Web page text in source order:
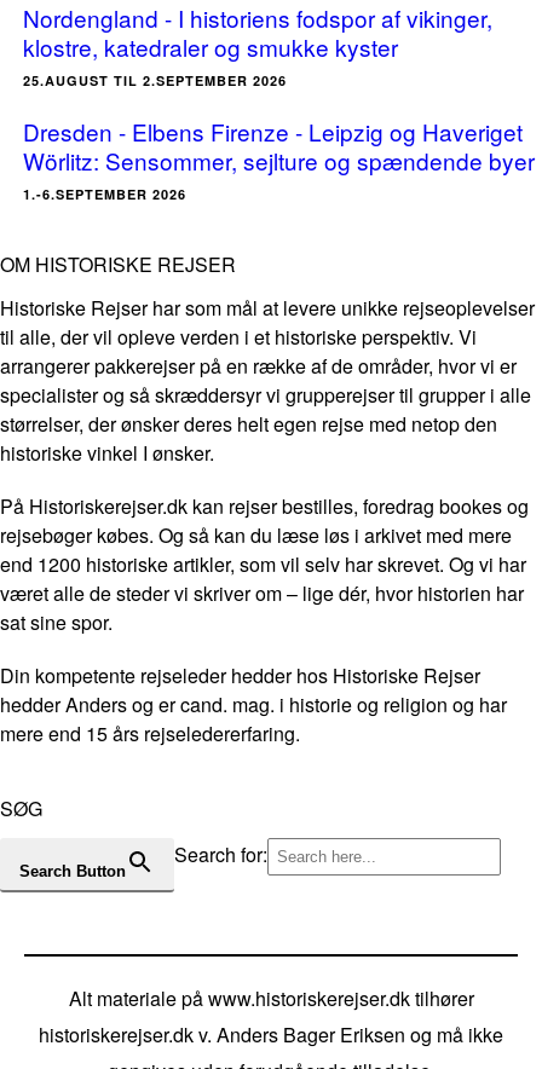
Nordengland - I historiens fodspor af vikinger,
klostre, katedraler og smukke kyster
25.AUGUST TIL 2.SEPTEMBER 2026
Dresden - Elbens Firenze - Leipzig og Haveriget
Wörlitz: Sensommer, sejlture og spændende byer
1.-6.SEPTEMBER 2026
OM HISTORISKE REJSER
Historiske Rejser har som mål at levere unikke rejseoplevelser
til alle, der vil opleve verden i et historiske perspektiv. Vi
arrangerer pakkerejser på en række af de områder, hvor vi er
specialister og så skræddersyr vi grupperejser til grupper i alle
størrelser, der ønsker deres helt egen rejse med netop den
historiske vinkel I ønsker.
På Historiskerejser.dk kan rejser bestilles, foredrag bookes og
rejsebøger købes. Og så kan du læse løs i arkivet med mere
end 1200 historiske artikler, som vil selv har skrevet. Og vi har
været alle de steder vi skriver om – lige dér, hvor historien har
sat sine spor.
Din kompetente rejseleder hedder hos Historiske Rejser
hedder Anders og er cand. mag. i historie og religion og har
mere end 15 års rejseledererfaring.
SØG
Search for:
Search Button
Alt materiale på www.historiskerejser.dk tilhører
historiskerejser.dk v. Anders Bager Eriksen og må ikke